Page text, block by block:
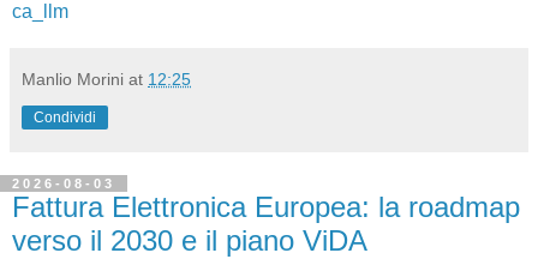
ca_llm
Manlio Morini at 12:25
Condividi
2026-08-03
Fattura Elettronica Europea: la roadmap
verso il 2030 e il piano ViDA